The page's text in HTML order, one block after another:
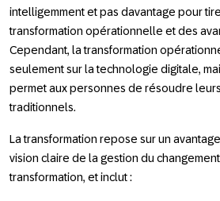
intelligemment et pas davantage pour
transformation opérationnelle et des
Cependant, la transformation
seulement sur la technologie digitale,
permet aux personnes de résoudre
traditionnels.
La transformation repose sur un
vision claire de la gestion du
transformation, et inclut :